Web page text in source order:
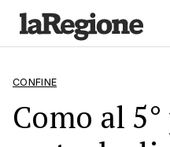
CONFINE
Como al